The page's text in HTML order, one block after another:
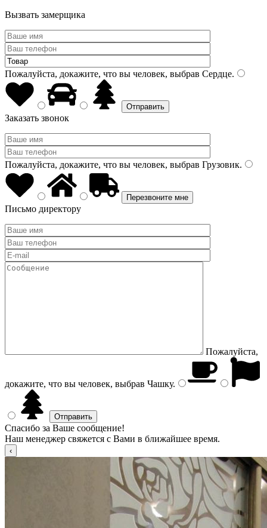
Вызвать замерщика
Пожалуйста, докажите, что вы человек, выбрав Сердце.
Заказать звонок
Пожалуйста, докажите, что вы человек, выбрав Грузовик.
Письмо директору
Пожалуйста,
докажите, что вы человек, выбрав Чашку.
Спасибо за Ваше сообщение!
Наш менеджер свяжется с Вами в ближайшее время.